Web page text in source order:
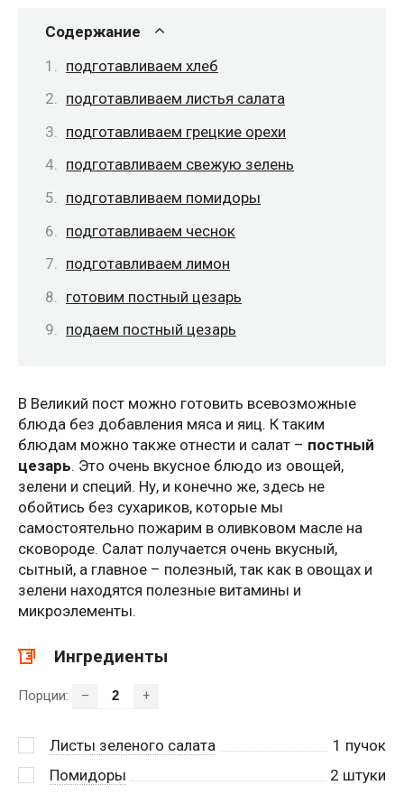
Содержание
подготавливаем хлеб
подготавливаем листья салата
подготавливаем грецкие орехи
подготавливаем свежую зелень
подготавливаем помидоры
подготавливаем чеснок
подготавливаем лимон
готовим постный цезарь
подаем постный цезарь
В Великий пост можно готовить всевозможные
блюда без добавления мяса и яиц. К таким
блюдам можно также отнести и салат – постный
цезарь. Это очень вкусное блюдо из овощей,
зелени и специй. Ну, и конечно же, здесь не
обойтись без сухариков, которые мы
самостоятельно пожарим в оливковом масле на
сковороде. Салат получается очень вкусный,
сытный, а главное – полезный, так как в овощах и
зелени находятся полезные витамины и
микроэлементы.
Ингредиенты
Порции: – +
Листы зеленого салата 1 пучок
Помидоры
2 штуки